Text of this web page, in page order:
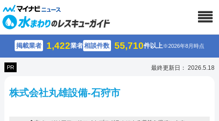
掲載業者 1,422業者相談件数 55,710件以上※2026年8月時点
PR 最終更新日： 2026.5.18
株式会社丸雄設備-石狩市